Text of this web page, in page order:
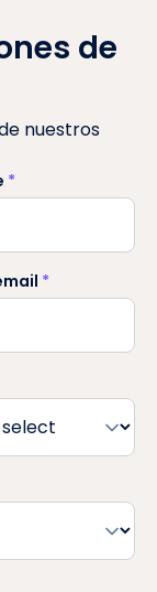
de
nuestros
*
*